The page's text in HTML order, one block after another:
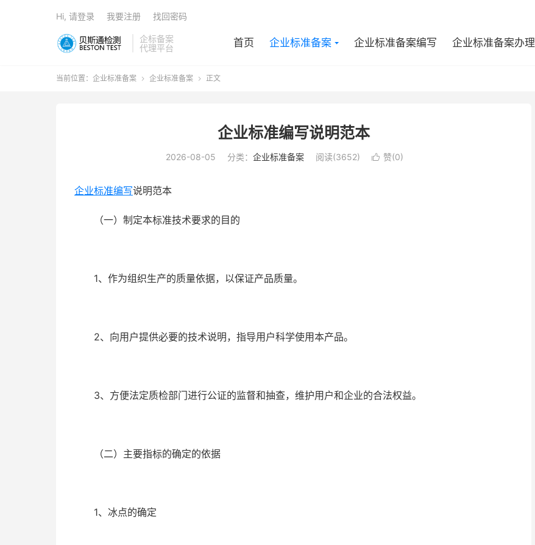
企标备案
代理平台
首页 企业标准备案 企业标准备案编写 企业标准备案办理
Hi, 请登录 我要注册 找回密码
当前位置： 企业标准备案  企业标准备案  正文
企业标准编写说明范本
2026-08-05 分类： 企业标准备案 阅读(3652)  赞(0)
企业标准编写说明范本
（一）制定本标准技术要求的目的
1、作为组织生产的质量依据，以保证产品质量。
2、向用户提供必要的技术说明，指导用户科学使用本产品。
3、方便法定质检部门进行公证的监督和抽查，维护用户和企业的合法权益。
（二）主要指标的确定的依据
1、冰点的确定